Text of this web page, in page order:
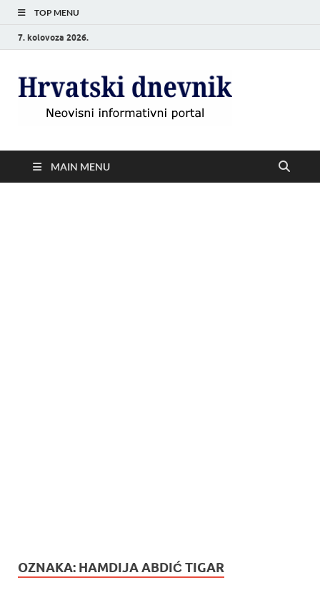
TOP MENU
7. kolovoza 2026.
MAIN MENU
OZNAKA: HAMDIJA ABDIĆ TIGAR